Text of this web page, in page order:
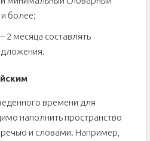
более;
2 месяца составлять
времени для
наполнить пространство
речью и словами. Например,